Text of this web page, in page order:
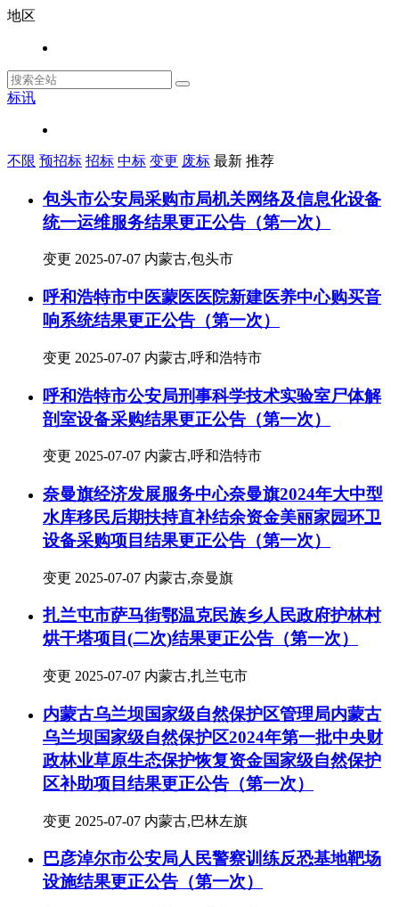
地区
标讯
不限 预招标 招标 中标 变更 废标 最新 推荐
包头市公安局采购市局机关网络及信息化设备
统一运维服务结果更正公告（第一次）
变更 2025-07-07 内蒙古,包头市
呼和浩特市中医蒙医医院新建医养中心购买音
响系统结果更正公告（第一次）
变更 2025-07-07 内蒙古,呼和浩特市
呼和浩特市公安局刑事科学技术实验室尸体解
剖室设备采购结果更正公告（第一次）
变更 2025-07-07 内蒙古,呼和浩特市
奈曼旗经济发展服务中心奈曼旗2024年大中型
水库移民后期扶持直补结余资金美丽家园环卫
设备采购项目结果更正公告（第一次）
变更 2025-07-07 内蒙古,奈曼旗
扎兰屯市萨马街鄂温克民族乡人民政府护林村
烘干塔项目(二次)结果更正公告（第一次）
变更 2025-07-07 内蒙古,扎兰屯市
内蒙古乌兰坝国家级自然保护区管理局内蒙古
乌兰坝国家级自然保护区2024年第一批中央财
政林业草原生态保护恢复资金国家级自然保护
区补助项目结果更正公告（第一次）
变更 2025-07-07 内蒙古,巴林左旗
巴彦淖尔市公安局人民警察训练反恐基地靶场
设施结果更正公告（第一次）